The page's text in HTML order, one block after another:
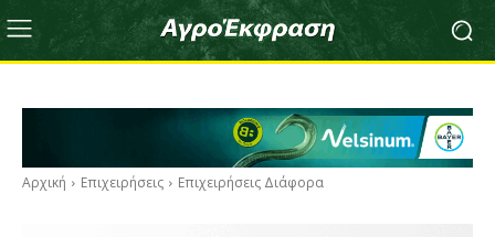
Αρχική Επιχειρήσεις Επιχειρήσεις Διάφορα